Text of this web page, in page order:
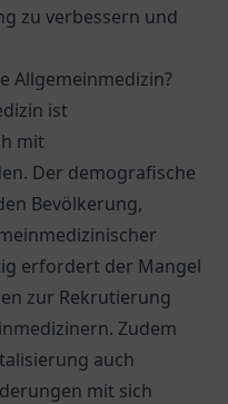
zu verbessern und
Allgemeinmedizin?
ist
mit
Der demografische
Bevölkerung,
erfordert der Mangel
zur Rekrutierung
Zudem
auch
mit sich